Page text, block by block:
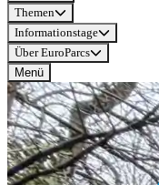
Themen
Informationstage
Über EuroParcs
Menü